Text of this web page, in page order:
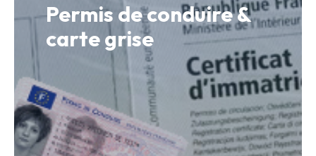
Permis de conduire &
carte grise